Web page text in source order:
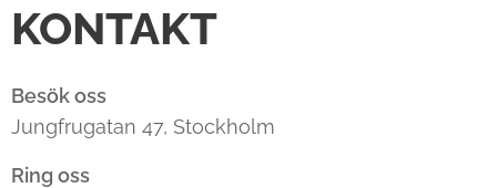
KONTAKT
Besök oss
Jungfrugatan 47, Stockholm
Ring oss